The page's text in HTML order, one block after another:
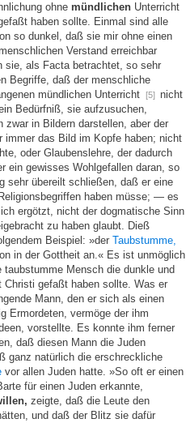
ohne mündlichen Unterricht
haben sollte. Einmal sind alle
so dunkel, daß sie mir ohne einen
Verstand erreichbar
sie, als Facta betrachtet, so sehr
Begriffe, daß der menschliche
mündlichen Unterricht
[5]
nicht
Bedürfniß, sie aufzusuchen,
in Bildern darstellen, aber der
immer das Bild im Kopfe haben; nicht
oder Glaubenslehre, der dadurch
ein gewisses Wohlgefallen daran, so
sehr übereilt schließen, daß er eine
haben müsse; — es
ergötzt, nicht der dogmatische Sinn
zu haben glaubt. Dieß
Beispiel: »der Taubstumme,
in der Gottheit an.« Es ist unmöglich
Mensch die dunkle und
gefaßt haben sollte. Was er
Mann, den er sich als einen
Ermordeten, vermöge der ihm
vorstellte. Es konnte ihm ferner
daß diesen Mann die Juden
ganz natürlich die erschreckliche
vor allen Juden hatte. »So oft er einen
für einen Juden erkannte,
zeigte, daß die Leute den
und daß der Blitz sie dafür